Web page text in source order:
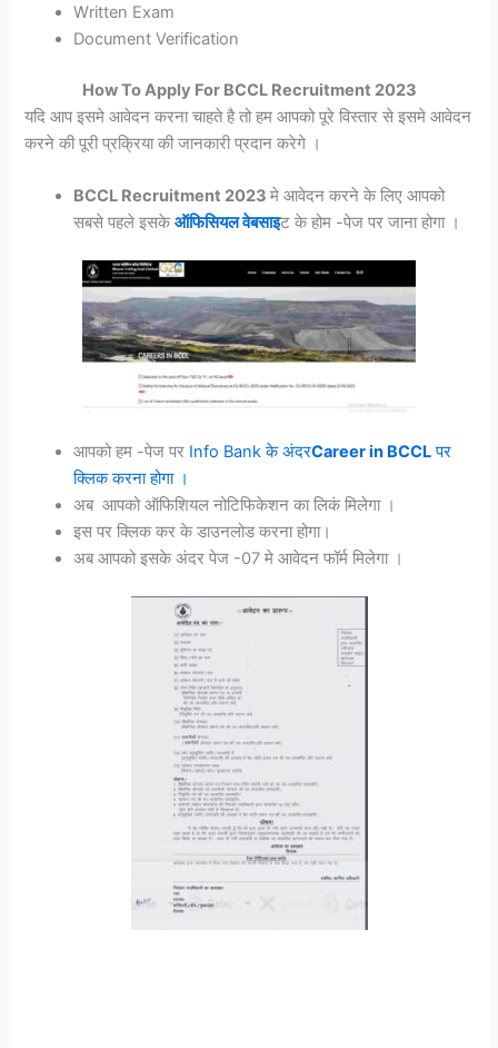
Written Exam
Document Verification
How To Apply For BCCL Recruitment 2023
यदि आप इसमे आवेदन करना चाहते है तो हम आपको पूरे विस्तार से इसमे आवेदन
करने की पूरी प्रक्रिया की जानकारी प्रदान करेगे ।
BCCL Recruitment 2023मे आवेदन करने के लिए आपको
सबसे पहले इसकेऑफिसियल वेबसाइट के होम -पेज पर जाना होगा ।
आपको हम -पेज पर Info Bank के अंदरCareer in BCCLपर
क्लिक करना होगा ।
अब आपको ऑफिशियल नोटिफिकेशन का लिकं मिलेगा ।
इस पर क्लिक कर के डाउनलोड करना होगा।
अब आपको इसके अंदर पेज -07 मे आवेदन फॉर्म मिलेगा ।